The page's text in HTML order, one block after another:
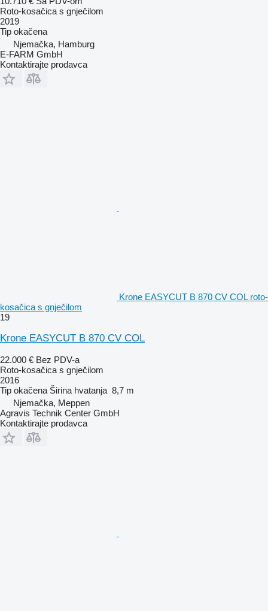
Roto-kosačica s gnječilom
2019
Tip okačena
Njemačka, Hamburg
E-FARM GmbH
Kontaktirajte prodavca
Krone EASYCUT B 870 CV COL roto-
kosačica s gnječilom
19
Krone EASYCUT B 870 CV COL
22.000 € Bez PDV-a
Roto-kosačica s gnječilom
2016
Tip okačena Širina hvatanja 8,7 m
Njemačka, Meppen
Agravis Technik Center GmbH
Kontaktirajte prodavca